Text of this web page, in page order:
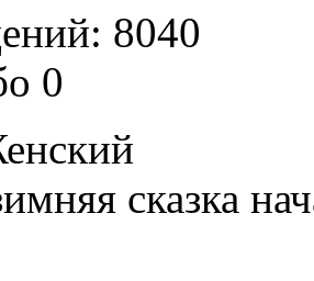
8040
0
сказка